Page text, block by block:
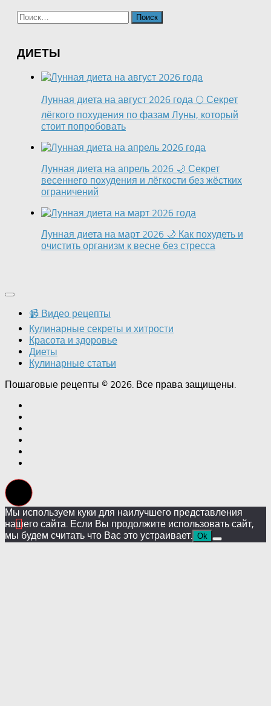
Найти:
ДИЕТЫ
Лунная диета на август 2026 года 🌕 Секрет
лёгкого похудения по фазам Луны, который
стоит попробовать
Лунная диета на апрель 2026 🌙 Секрет
весеннего похудения и лёгкости без жёстких
ограничений
Лунная диета на март 2026 🌙 Как похудеть и
очистить организм к весне без стресса
📹 Видео рецепты
Кулинарные секреты и хитрости
Красота и здоровье
Диеты
Кулинарные статьи
Пошаговые рецепты © 2026. Все права защищены.
Мы используем куки для наилучшего представления
нашего сайта. Если Вы продолжите использовать сайт,
мы будем считать что Вас это устраивает. Ok